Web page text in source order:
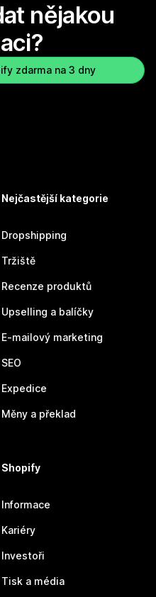
nějakou
zdarma na 3 dny
Nejčastější kategorie
Dropshipping
Tržiště
Recenze produktů
Upselling a balíčky
E-mailový marketing
SEO
Expedice
Měny a překlad
Shopify
Informace
Kariéry
Investoři
Tisk a média